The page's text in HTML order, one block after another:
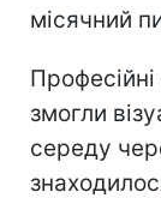
місячний
змогли
середу